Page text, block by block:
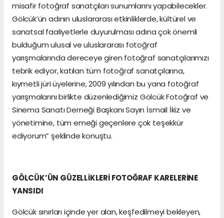
misafir fotoğraf sanatçıları sunumlarını yapabilecekler.
Gölcük’ün adının uluslararası etkinliklerde, kültürel ve
sanatsal faaliyetlerle duyurulması adına çok önemli
bulduğum ulusal ve uluslararası fotoğraf
yarışmalarında dereceye giren fotoğraf sanatçılarımızı
tebrik ediyor, katılan tüm fotoğraf sanatçılarına,
kıymetli jüri üyelerine, 2009 yılından bu yana fotoğraf
yarışmalarını birlikte düzenlediğimiz Gölcük Fotoğraf ve
Sinema Sanatı Derneği Başkanı Sayın İsmail İkiz ve
yönetimine, tüm emeği geçenlere çok teşekkür
ediyorum” şeklinde konuştu.
GÖLCÜK’ÜN GÜZELLİKLERİ FOTOĞRAF KARELERİNE
YANSIDI
Gölcük sınırları içinde yer alan, keşfedilmeyi bekleyen,